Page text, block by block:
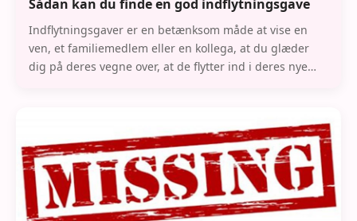
Sådan kan du finde en god indflytningsgave
Indflytningsgaver er en betænksom måde at vise en
ven, et familiemedlem eller en kollega, at du glæder
dig på deres vegne over, at de flytter ind i deres nye